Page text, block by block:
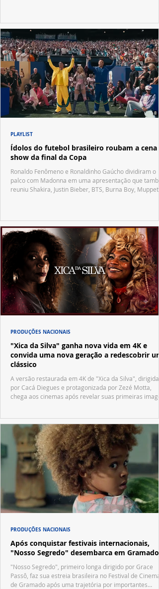
Ídolos do futebol brasileiro roubam a cena
show da final da Copa
Ronaldo Fenômeno e Ronaldinho Gaúcho dividiram o
palco com Madonna em uma apresentação que
reuniu Shakira, Justin Bieber, BTS, Burna Boy, Muppets,
PLAYLIST
"Xica da Silva" ganha nova vida em 4K e
convida uma nova geração a redescobrir um
clássico
A versão restaurada em 4K de "Xica da Silva", dirigida
por Cacá Diegues e protagonizada por Zezé Motta,
chega aos cinemas após revelar suas primeiras
PRODUÇÕES NACIONAIS
Após conquistar festivais internacionais,
"Nosso Segredo" desembarca em Gramado
"Nosso Segredo", primeiro longa dirigido por Grace
Passô, faz sua estreia brasileira no Festival de Cinema
de Gramado após uma trajetória por importantes
PRODUÇÕES NACIONAIS